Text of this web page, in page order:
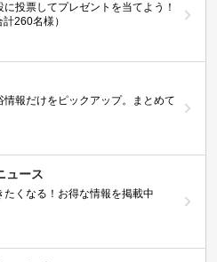
投票してプレゼントを当てよう！
計260名様）
情報だけをピックアップ。まとめて
ュース
たくなる！お得な情報を掲載中